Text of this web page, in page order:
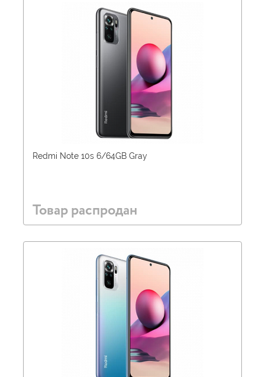
Redmi Note 10s 6/64GB Gray
Товар распродан